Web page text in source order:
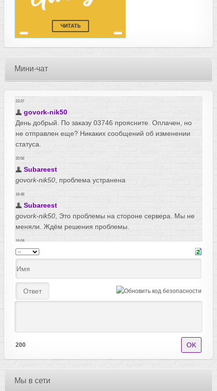
Мини-чат
200
Мы в сети